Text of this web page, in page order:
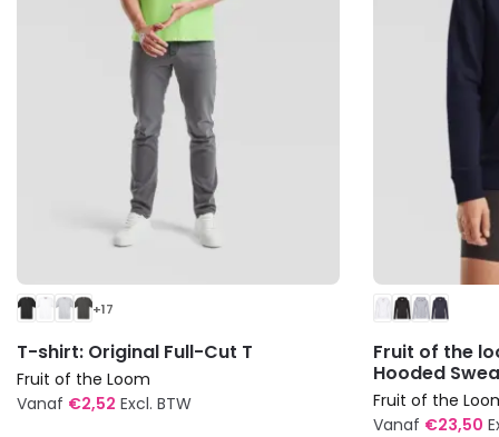
+17
T-shirt: Original Full-Cut T
Fruit of the Loom
Vanaf €2,52 Excl. BTW
Fruit of the
Hooded
Fruit of the
Vanaf €23,50